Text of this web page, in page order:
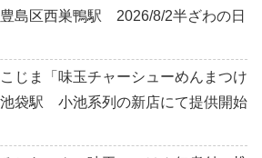
島区西巣鴨駅 2026/8/2半ざわの日
じま「味玉チャーシューめんまつけ
袋駅 小池系列の新店にて提供開始